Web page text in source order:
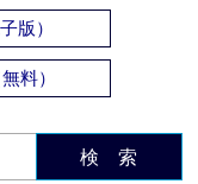
版）
料）
検 索